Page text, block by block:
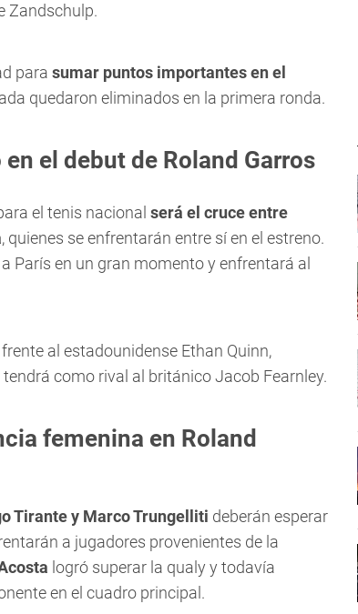
Zandschulp.
para sumar puntos importantes en el
quedaron eliminados en la primera ronda.
el debut de Roland Garros
el tenis nacional será el cruce entre
, quienes se enfrentarán entre sí en el estreno.
a París en un gran momento y enfrentará al
al estadounidense Ethan Quinn,
como rival al británico Jacob Fearnley.
femenina en Roland
Tirante y Marco Trungelliti deberán esperar
a jugadores provenientes de la
logró superar la qualy y todavía
en el cuadro principal.